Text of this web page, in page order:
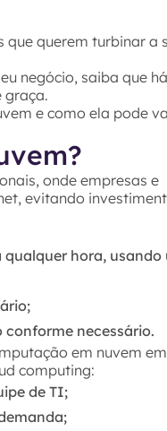
querem turbinar a
negócio, saiba que há
graça.
e como ela pode
onde empresas e
evitando
qualquer hora, usando
conforme necessário.
em nuvem
computing:
de TI;